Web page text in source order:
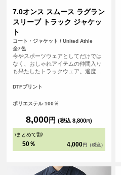
7.0オンス スムース ラグラン
スリーブ トラック ジャケッ
ト
コート・ジャケット / United Athle
全7色
今やスポーツウェアとしてだけでは
なく、おしゃれアイテムの仲間入り
も果たしたトラックウェア。適度な
ン、スポーティーなダブルスライダ
ています。
DTFプリント
ポリエステル 100％
8,000円 (税込 8,800円)
\まとめて割/
50％ 4,000 円（税込）